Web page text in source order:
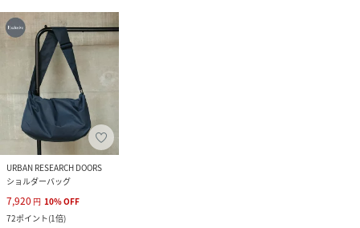
URBAN RESEARCH DOORS
ショルダーバッグ
7,920 円 10%OFF
72ポイント(1倍)